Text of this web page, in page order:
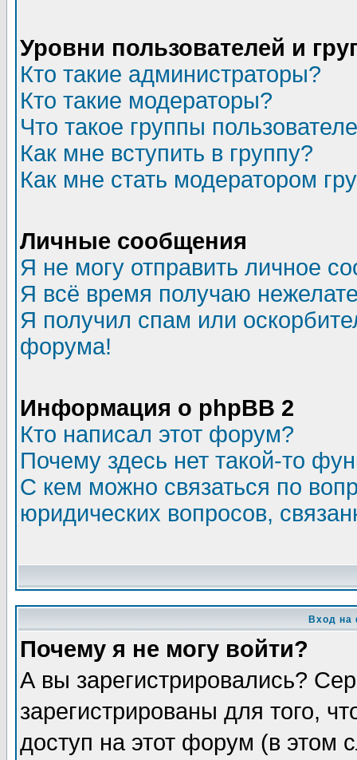
Уровни пользователей и
Кто такие администраторы?
Кто такие модераторы?
Что такое группы
Как мне вступить в группу?
Как мне стать модератором
Личные сообщения
Я не могу отправить личное
Я всё время получаю
Я получил спам или
форума!
Информация о phpBB 2
Кто написал этот форум?
Почему здесь нет такой-то
С кем можно связаться по
юридических вопросов,
Вход на
Почему я не могу войти?
А вы зарегистрировались?
зарегистрированы для того,
доступ на этот форум (в этом